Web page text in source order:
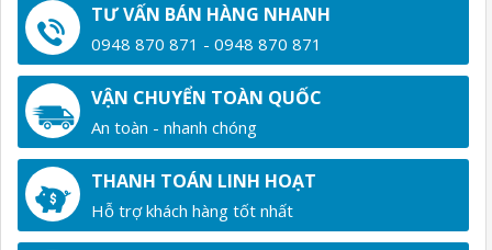
TƯ VẤN BÁN HÀNG NHANH
0948 870 871 - 0948 870 871
VẬN CHUYỂN TOÀN QUỐC
An toàn - nhanh chóng
THANH TOÁN LINH HOẠT
Hỗ trợ khách hàng tốt nhất